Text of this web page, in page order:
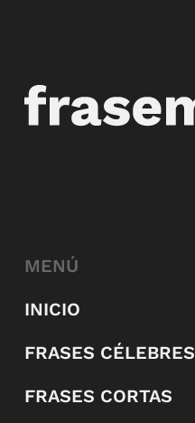
MENÚ
INICIO
FRASES CÉLEBRES
FRASES CORTAS